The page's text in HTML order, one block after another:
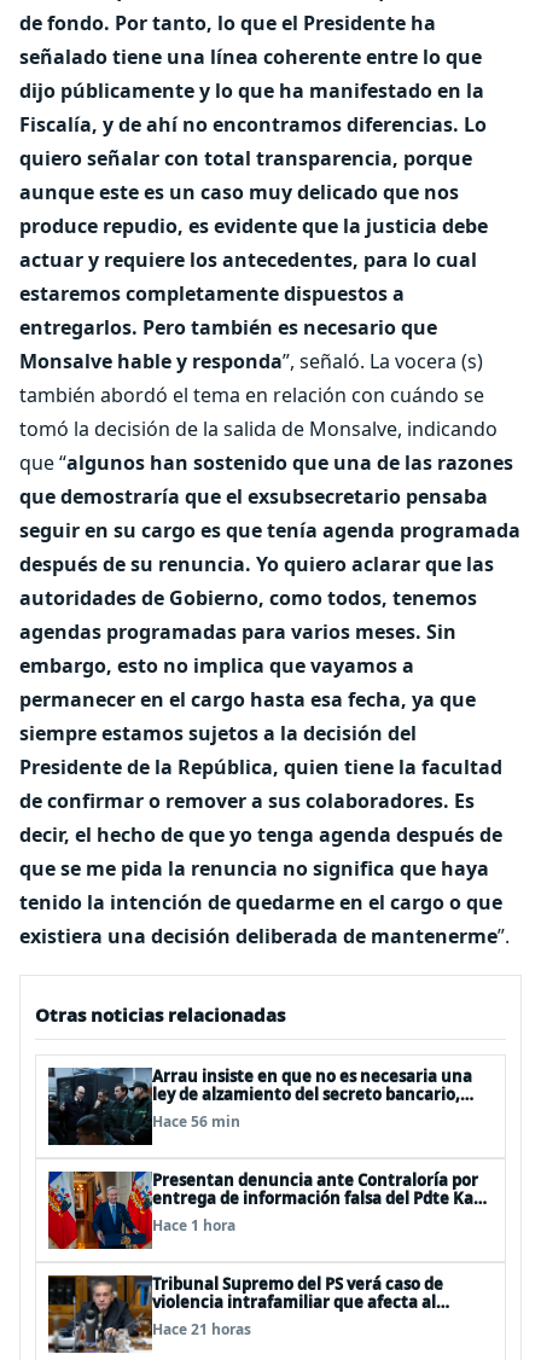
de fondo. Por tanto, lo que el Presidente ha
señalado tiene una línea coherente entre lo que
dijo públicamente y lo que ha manifestado en la
Fiscalía, y de ahí no encontramos diferencias. Lo
quiero señalar con total transparencia, porque
aunque este es un caso muy delicado que nos
produce repudio, es evidente que la justicia debe
actuar y requiere los antecedentes, para lo cual
estaremos completamente dispuestos a
entregarlos. Pero también es necesario que
Monsalve hable y responda”, señaló. La vocera (s)
también abordó el tema en relación con cuándo se
tomó la decisión de la salida de Monsalve, indicando
que “algunos han sostenido que una de las razones
que demostraría que el exsubsecretario pensaba
seguir en su cargo es que tenía agenda programada
después de su renuncia. Yo quiero aclarar que las
autoridades de Gobierno, como todos, tenemos
agendas programadas para varios meses. Sin
embargo, esto no implica que vayamos a
permanecer en el cargo hasta esa fecha, ya que
siempre estamos sujetos a la decisión del
Presidente de la República, quien tiene la facultad
de confirmar o remover a sus colaboradores. Es
decir, el hecho de que yo tenga agenda después de
que se me pida la renuncia no significa que haya
tenido la intención de quedarme en el cargo o que
existiera una decisión deliberada de mantenerme”.
Otras noticias relacionadas
Arrau insiste en que no es necesaria una
ley de alzamiento del secreto bancario,
porque ya existe
Hace 56 min
Presentan denuncia ante Contraloría por
entrega de información falsa del Pdte Kast
en cadena nacional
Hace 1 hora
Tribunal Supremo del PS verá caso de
violencia intrafamiliar que afecta al
senador Fidel Espinoza
Hace 21 horas